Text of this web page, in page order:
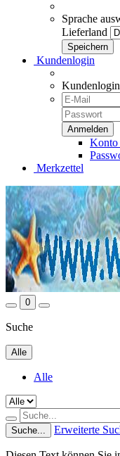
Sprache
Lieferland
Kundenlogin
Kundenlogin
Konto
Merkzettel
0
Suche
Alle
Alle
Suche... Erweiterte